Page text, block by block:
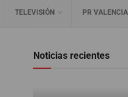
TELEVISIÓN PR VALENCIA
Noticias recientes